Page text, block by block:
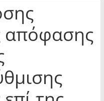
απόφασης